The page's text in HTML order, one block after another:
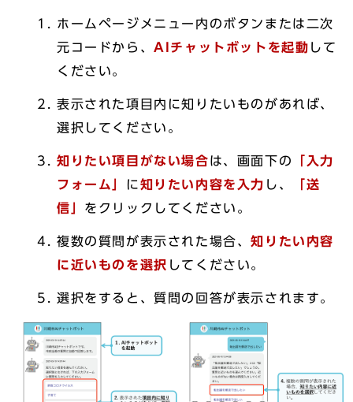
ホームページメニュー内のボタンまたは二次
元コードから、 AIチャットボットを起動 して
ください。
表示された項目内に知りたいものがあれば、
選択してください。
知りたい項目がない場合は、画面下の
「入力
フォーム」
に 知りたい内容を入力 し、
「送
信」 をクリックしてください。
複数の質問が表示された場合、知りたい内容
に近いものを選択 してください。
選択をすると、質問の回答が表示されます。